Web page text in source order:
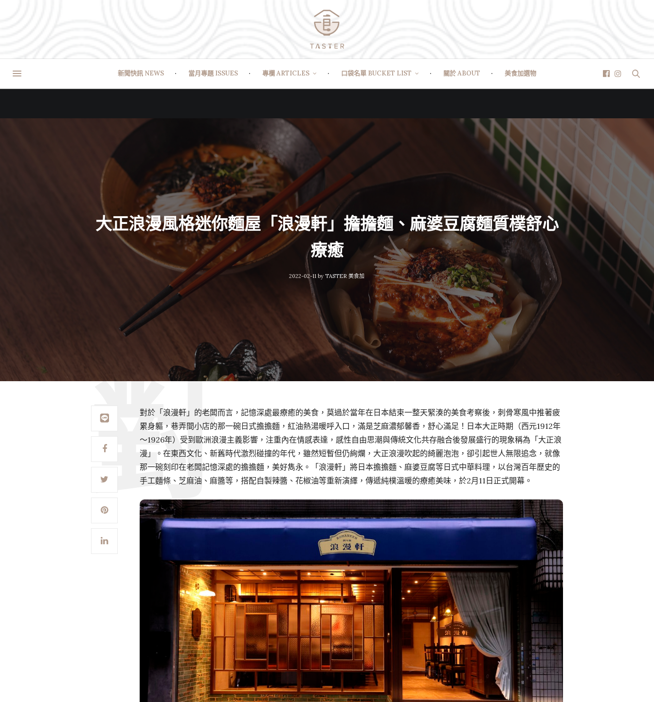
新聞快訊 NEWS 當月專題 ISSUES 專欄 ARTICLES 口袋名單 BUCKET LIST 關於 ABOUT 美食加選物
大正浪漫風格迷你麵屋「浪漫軒」擔擔麵、麻婆豆腐麵質樸舒心
療癒
2022-02-11 by TASTER 美食加
對於「浪漫軒」的老闆而言，記憶深處最療癒的美食，莫過於當年在日本結束一整天緊湊的美食考察後，刺骨寒風中推著疲
累身軀，巷弄間小店的那一碗日式擔擔麵，紅油熱湯暖呼入口，滿是芝麻濃郁馨香，舒心滿足！日本大正時期（西元1912年
～1926年）受到歐洲浪漫主義影響，注重內在情感表達，感性自由思潮與傳統文化共存融合後發展盛行的現象稱為「大正浪
漫」。在東西文化、新舊時代激烈碰撞的年代，雖然短暫但仍絢爛，大正浪漫吹起的綺麗泡泡，卻引起世人無限追念，就像
那一碗刻印在老闆記憶深處的擔擔麵，美好雋永。「浪漫軒」將日本擔擔麵、麻婆豆腐等日式中華料理，以台灣百年歷史的
手工麵條、芝麻油、麻醬等，搭配自製辣醬、花椒油等重新演繹，傳遞純樸溫暖的療癒美味，於2月11日正式開幕。